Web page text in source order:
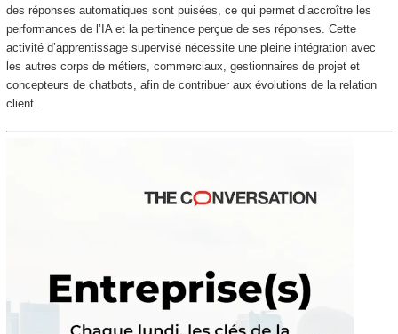
des réponses automatiques sont puisées, ce qui permet d’accroître les
performances de l’IA et la pertinence perçue de ses réponses. Cette
activité d’apprentissage supervisé nécessite une pleine intégration avec
les autres corps de métiers, commerciaux, gestionnaires de projet et
concepteurs de chatbots, afin de contribuer aux évolutions de la relation
client.